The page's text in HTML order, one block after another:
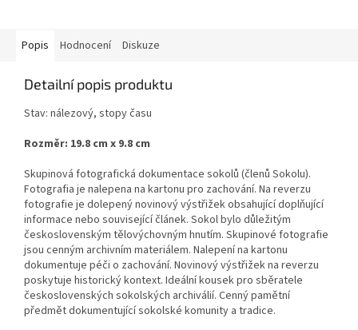
Popis Hodnocení Diskuze
Detailní popis produktu
Stav: nálezový, stopy času
Rozměr: 19.8 cm x 9.8 cm
Skupinová fotografická dokumentace sokolů (členů Sokolu).
Fotografia je nalepena na kartonu pro zachování. Na reverzu
fotografie je dolepený novinový výstřižek obsahující doplňující
informace nebo související článek. Sokol bylo důležitým
československým tělovýchovným hnutím. Skupinové fotografie
jsou cenným archivním materiálem. Nalepení na kartonu
dokumentuje péči o zachování. Novinový výstřižek na reverzu
poskytuje historický kontext. Ideální kousek pro sběratele
československých sokolských archiválií. Cenný pamětní
předmět dokumentující sokolské komunity a tradice.